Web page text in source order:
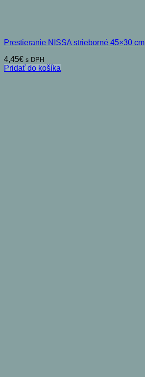
Prestieranie NISSA strieborné 45×30 cm
4,45€ s DPH
Pridať do košíka